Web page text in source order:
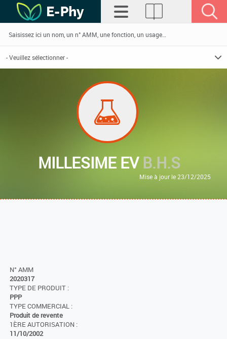
MILLESIME EVB.H.S
Mise à jour le 23/12/2025
N° AMM
2020317
TYPE DE PRODUIT :
PPP
TYPE COMMERCIAL :
Produit de revente
1ÈRE AUTORISATION :
11/10/2002